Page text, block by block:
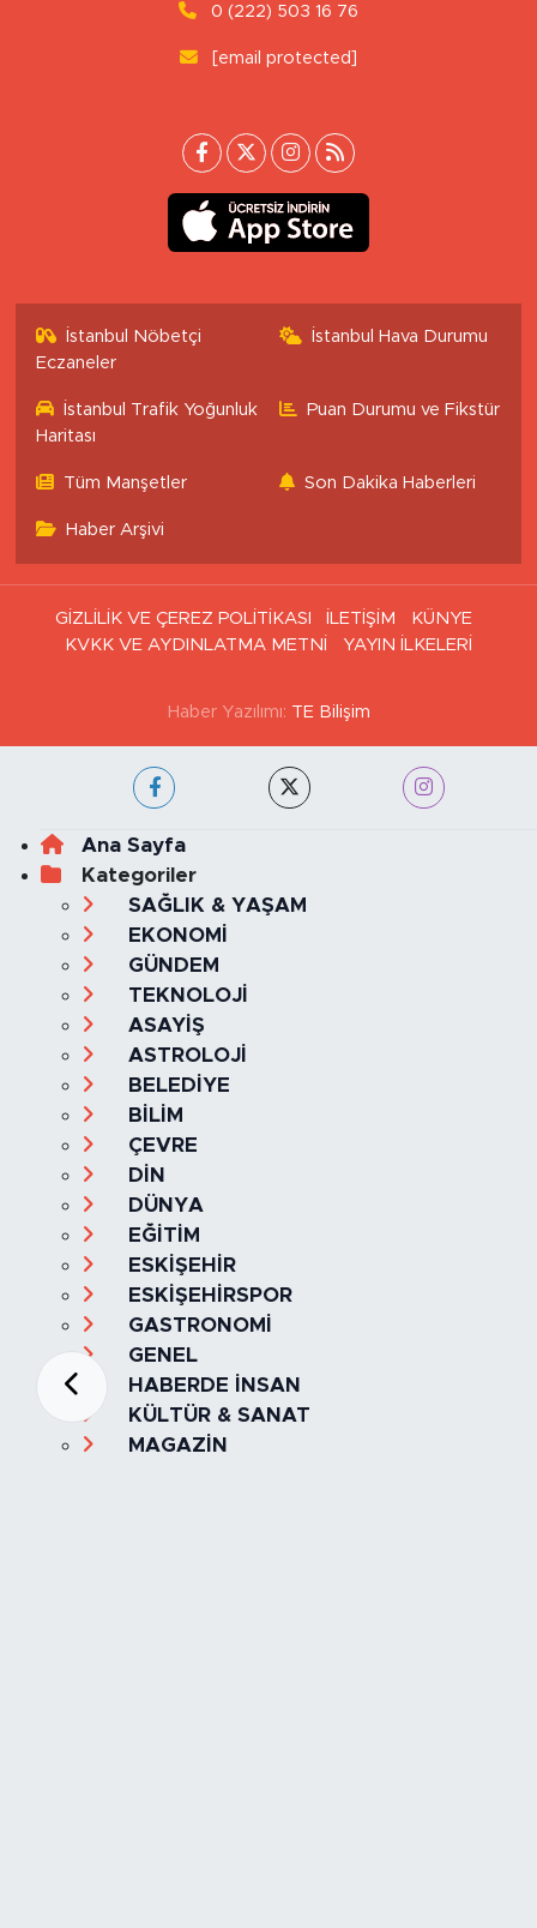
0 (222) 503 16 76
[email protected]
İstanbul Nöbetçi
Eczaneler
İstanbul Hava Durumu
İstanbul Trafik Yoğunluk
Haritası
Puan Durumu ve Fikstür
Tüm Manşetler Son Dakika Haberleri
Haber Arşivi
GİZLİLİK VE ÇEREZ POLİTİKASI İLETİŞİM
KÜNYE
KVKK VE AYDINLATMA METNİ
YAYIN İLKELERİ
Haber Yazılımı: TE Bilişim
Ana Sayfa
Kategoriler
SAĞLIK & YAŞAM
EKONOMİ
GÜNDEM
TEKNOLOJİ
ASAYİŞ
ASTROLOJİ
BELEDİYE
BİLİM
ÇEVRE
DİN
DÜNYA
EĞİTİM
ESKİŞEHİR
ESKİŞEHİRSPOR
GASTRONOMİ
GENEL
HABERDE İNSAN
KÜLTÜR & SANAT
MAGAZİN